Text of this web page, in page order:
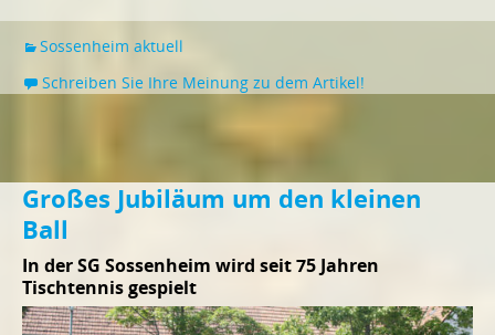
Sossenheim aktuell
Schreiben Sie Ihre Meinung zu dem Artikel!
Großes Jubiläum um den kleinen
Ball
In der SG Sossenheim wird seit 75 Jahren
Tischtennis gespielt